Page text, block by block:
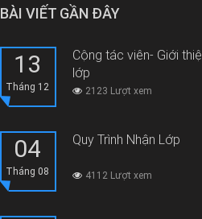
BÀI VIẾT GẦN ĐÂY
13
Tháng 12
Cộng tác viên- Giới
lớp
2123 Lượt xem
04
Tháng 08
Quy Trình Nhận Lớp
4112 Lượt xem